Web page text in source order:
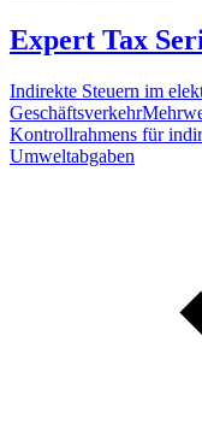
Expert Tax
Indirekte Steuern im
Geschäftsverkehr
Kontrollrahmens für
Umweltabgaben